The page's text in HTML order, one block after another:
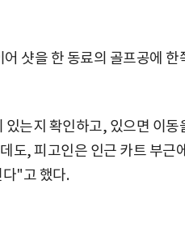
샷을 한 동료의 골프공에 한
는지 확인하고, 있으면 이동
도, 피고인은 인근 카트 부근
"고 했다.